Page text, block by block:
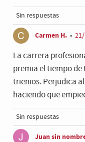
Sin respuestas
Carmen H. •
La carrera
premia el tiempo de
trienios. Perjudica
haciendo que
Sin respuestas
Juan sin